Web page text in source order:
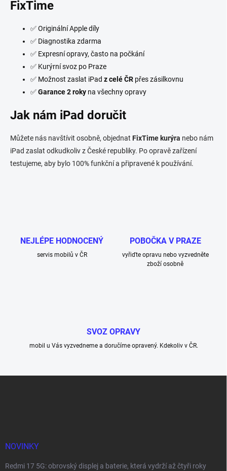
FixTime
✅ Originální Apple díly
✅ Diagnostika zdarma
✅ Expresní opravy, často na počkání
✅ Kurýrní svoz po Praze
✅ Možnost zaslat iPad z celé ČR přes zásilkovnu
✅Garance 2 roky na všechny opravy
Jak nám iPad doručit
Můžete nás navštívit osobně, objednat FixTime kurýra nebo nám
iPad zaslat odkudkoliv z České republiky. Po opravě zařízení
testujeme, aby bylo 100% funkční a připravené k používání.
NEJLÉPE HODNOCENÝ
servis mobilů v ČR
POBOČKA V PRAZE
vyřiďte opravu nebo vyzvedněte
zboží osobně
SVOZ OPRAVY
mobil u Vás vyzvedneme a doručíme opravený. Kdekoliv v ČR.
NOVINKY
Redmi 17 5G: obrovský displej a baterie, která vydrží až čtyři roky